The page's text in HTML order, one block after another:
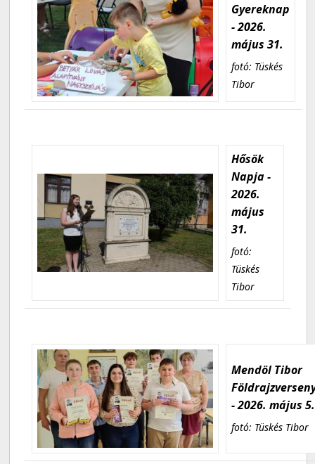
Gyereknap
- 2026.
május 31.
fotó: Tüskés
Tibor
Hősök
Napja -
2026.
május
31.
fotó:
Tüskés
Tibor
Mendöl Tibor
- 2026. május 5.
fotó: Tüskés Tibor